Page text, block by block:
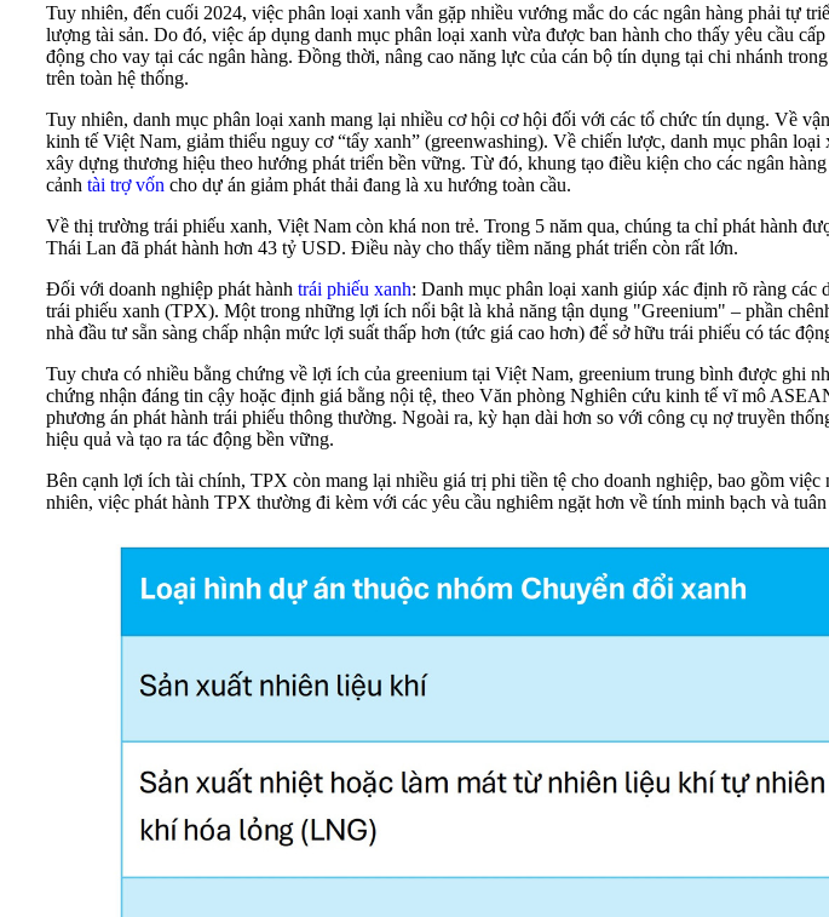
Tuy nhiên, đến cuối 2024, việc phân loại xanh vẫn gặp nhiều vướng mắc do các ngân hàng phải tự
lượng tài sản. Do đó, việc áp dụng danh mục phân loại xanh vừa được ban hành cho thấy yêu cầu
động cho vay tại các ngân hàng. Đồng thời, nâng cao năng lực của cán bộ tín dụng tại chi nhánh
trên toàn hệ thống.
Tuy nhiên, danh mục phân loại xanh mang lại nhiều cơ hội cơ hội đối với các tổ chức tín dụng. Về
kinh tế Việt Nam, giảm thiểu nguy cơ “tẩy xanh” (greenwashing). Về chiến lược, danh mục phân
xây dựng thương hiệu theo hướng phát triển bền vững. Từ đó, khung tạo điều kiện cho các ngân
cảnh tài trợ vốn cho dự án giảm phát thải đang là xu hướng toàn cầu.
Về thị trường trái phiếu xanh, Việt Nam còn khá non trẻ. Trong 5 năm qua, chúng ta chỉ phát hành
Thái Lan đã phát hành hơn 43 tỷ USD. Điều này cho thấy tiềm năng phát triển còn rất lớn.
Đối với doanh nghiệp phát hành trái phiếu xanh: Danh mục phân loại xanh giúp xác định rõ ràng các
trái phiếu xanh (TPX). Một trong những lợi ích nổi bật là khả năng tận dụng "Greenium" – phần
nhà đầu tư sẵn sàng chấp nhận mức lợi suất thấp hơn (tức giá cao hơn) để sở hữu trái phiếu có tác
Tuy chưa có nhiều bằng chứng về lợi ích của greenium tại Việt Nam, greenium trung bình được ghi
chứng nhận đáng tin cậy hoặc định giá bằng nội tệ, theo Văn phòng Nghiên cứu kinh tế vĩ mô
phương án phát hành trái phiếu thông thường. Ngoài ra, kỳ hạn dài hơn so với công cụ nợ truyền
hiệu quả và tạo ra tác động bền vững.
Bên cạnh lợi ích tài chính, TPX còn mang lại nhiều giá trị phi tiền tệ cho doanh nghiệp, bao gồm
nhiên, việc phát hành TPX thường đi kèm với các yêu cầu nghiêm ngặt hơn về tính minh bạch và